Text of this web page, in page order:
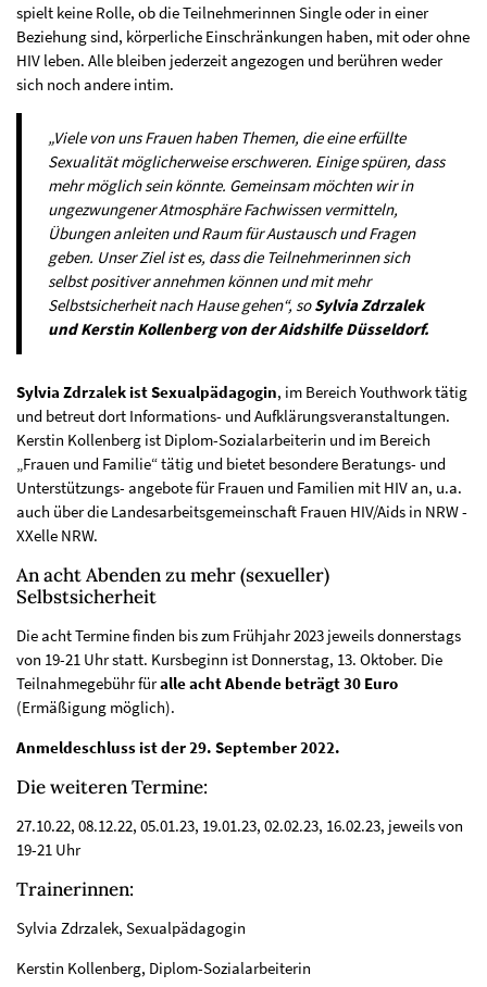
spielt keine Rolle, ob die Teilnehmerinnen Single oder in einer
Beziehung sind, körperliche Einschränkungen haben, mit oder ohne
HIV leben. Alle bleiben jederzeit angezogen und berühren weder
sich noch andere intim.
„Viele von uns Frauen haben Themen, die eine erfüllte
Sexualität möglicherweise erschweren. Einige spüren, dass
mehr möglich sein könnte. Gemeinsam möchten wir in
ungezwungener Atmosphäre Fachwissen vermitteln,
Übungen anleiten und Raum für Austausch und Fragen
geben. Unser Ziel ist es, dass die Teilnehmerinnen sich
selbst positiver annehmen können und mit mehr
Selbstsicherheit nach Hause gehen“, soSylvia Zdrzalek
und Kerstin Kollenberg von der Aidshilfe Düsseldorf.
Sylvia Zdrzalek ist Sexualpädagogin, im Bereich Youthwork tätig
und betreut dort Informations- und Aufklärungsveranstaltungen.
Kerstin Kollenberg ist Diplom-Sozialarbeiterin und im Bereich
„Frauen und Familie“ tätig und bietet besondere Beratungs- und
Unterstützungs- angebote für Frauen und Familien mit HIV an, u.a.
auch über die Landesarbeitsgemeinschaft Frauen HIV/Aids in NRW -
XXelle NRW.
An acht Abenden zu mehr (sexueller)
Selbstsicherheit
Die acht Termine finden bis zum Frühjahr 2023 jeweils donnerstags
von 19-21 Uhr statt. Kursbeginn ist Donnerstag, 13. Oktober. Die
Teilnahmegebühr füralle acht Abende beträgt 30 Euro
(Ermäßigung möglich).
Anmeldeschluss ist der 29. September 2022.
Die weiteren Termine:
27.10.22, 08.12.22, 05.01.23, 19.01.23, 02.02.23, 16.02.23, jeweils von
19-21 Uhr
Trainerinnen:
Sylvia Zdrzalek, Sexualpädagogin
Kerstin Kollenberg, Diplom-Sozialarbeiterin